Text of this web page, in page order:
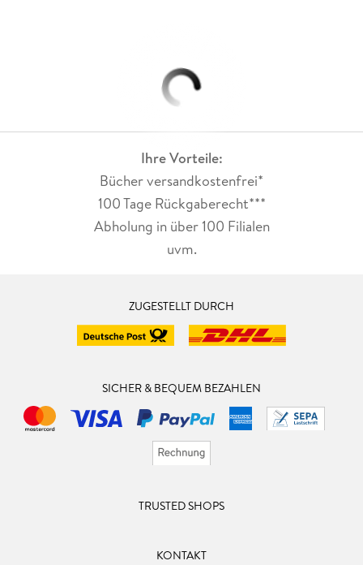
Ihre Vorteile:
Bücher versandkostenfrei*
100 Tage Rückgaberecht***
Abholung in über 100 Filialen
uvm.
ZUGESTELLT DURCH
SICHER & BEQUEM BEZAHLEN
TRUSTED SHOPS
KONTAKT